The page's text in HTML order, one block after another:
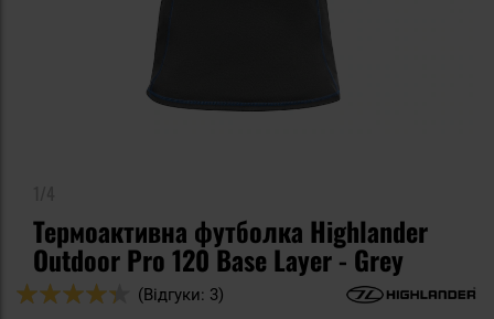
Термоактивна футболка Highlander
Outdoor Pro 120 Base Layer - Grey
Оцінка:
(Відгуки: 3)